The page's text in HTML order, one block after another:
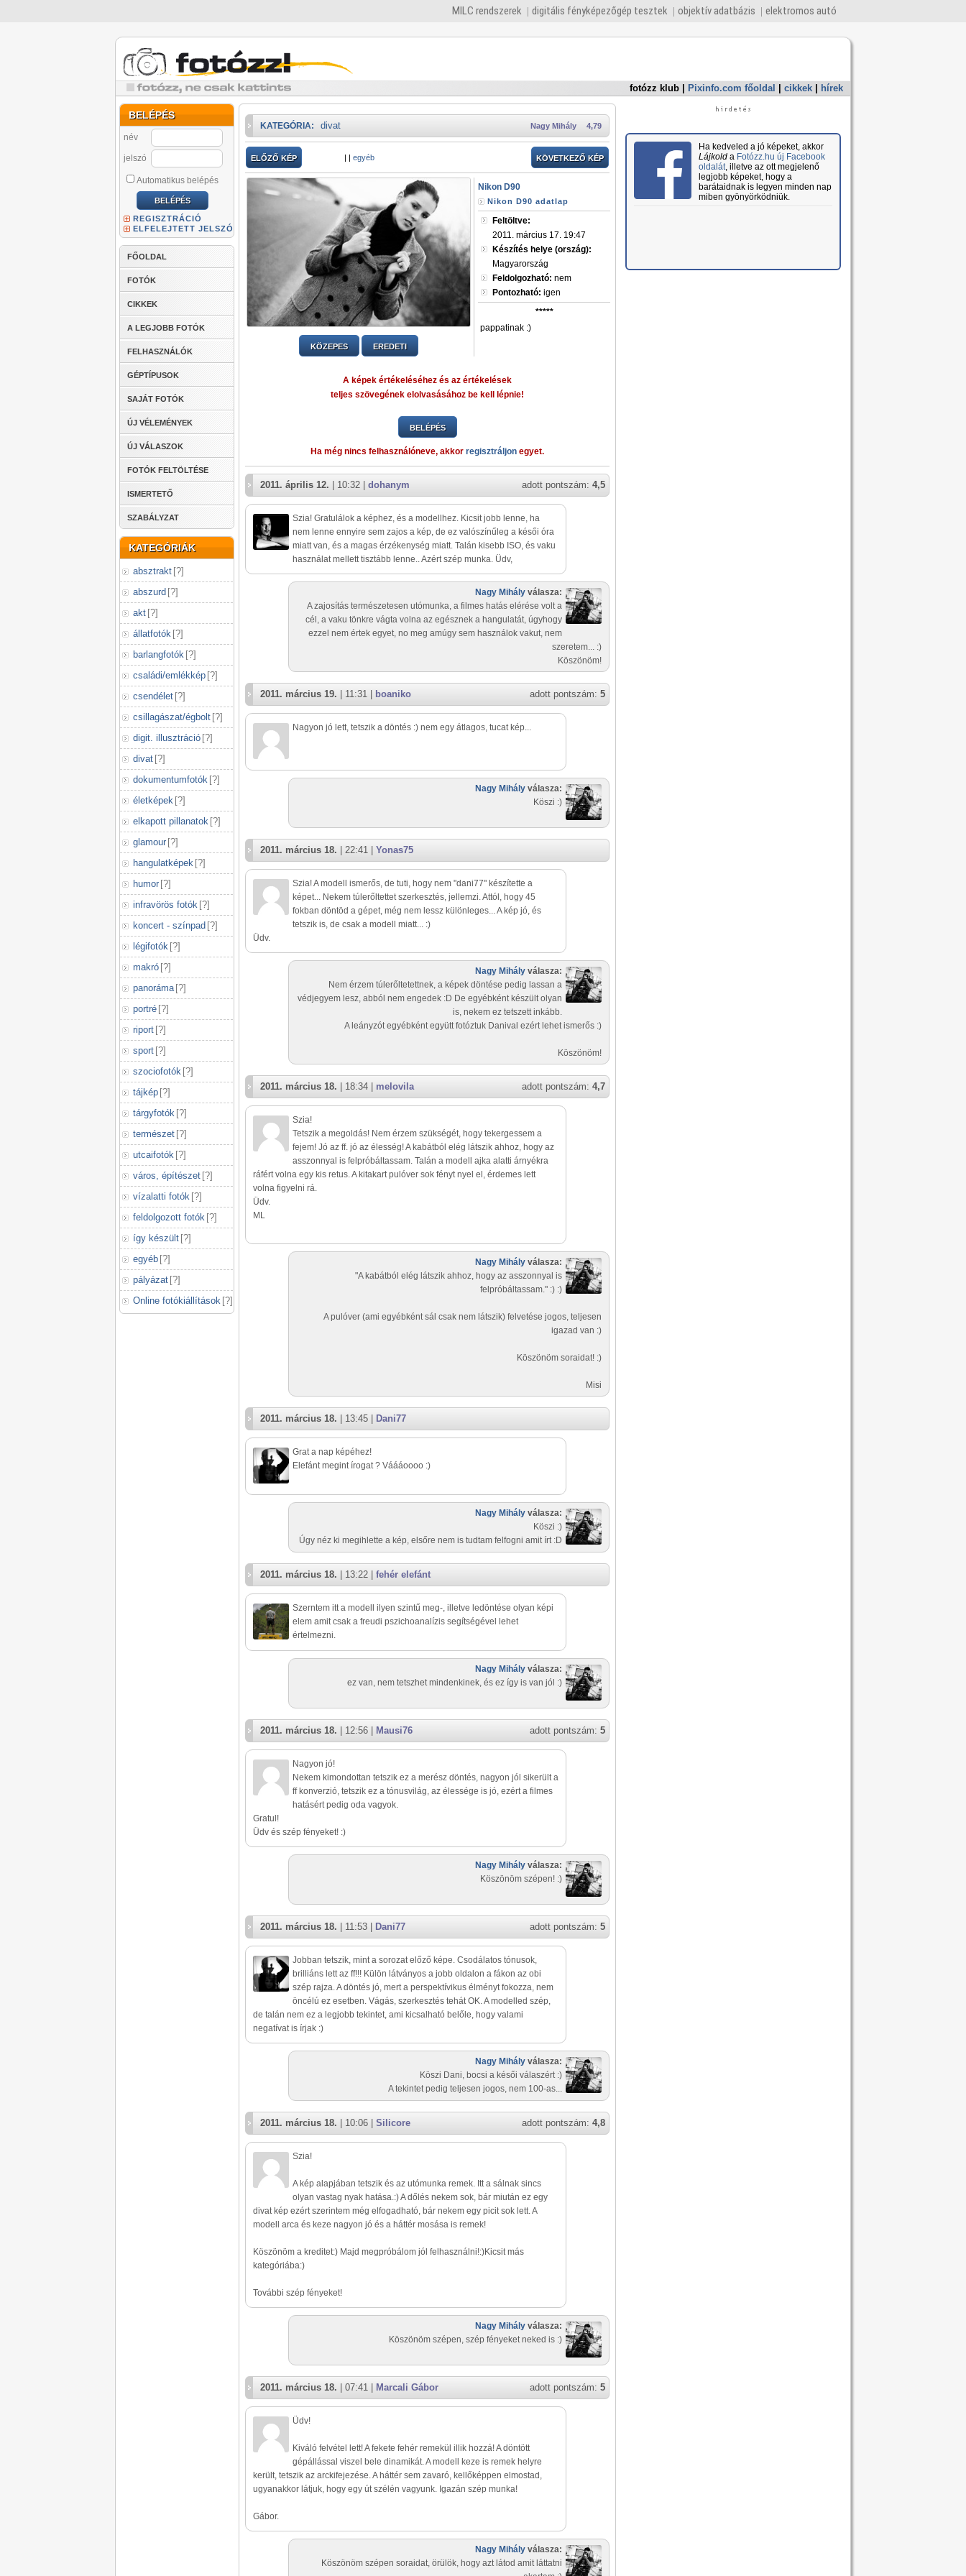
MILC rendszerek digitális fényképezőgép tesztek objektív adatbázis elektromos autó
fotózz klub Pixinfo.com főoldal cikkek hírek
BELÉPÉS
név
jelszó
Automatikus belépés
REGISZTRÁCIÓ
ELFELEJTETT JELSZÓ
FŐOLDAL
FOTÓK
CIKKEK
A LEGJOBB FOTÓK
FELHASZNÁLÓK
GÉPTÍPUSOK
SAJÁT FOTÓK
ÚJ VÉLEMÉNYEK
ÚJ VÁLASZOK
FOTÓK FELTÖLTÉSE
ISMERTETŐ
SZABÁLYZAT
KATEGÓRIÁK
absztrakt [?]
abszurd [?]
akt [?]
állatfotók [?]
barlangfotók [?]
családi/emlékkép [?]
csendélet [?]
csillagászat/égbolt [?]
digit. illusztráció [?]
divat [?]
dokumentumfotók [?]
életképek [?]
elkapott pillanatok [?]
glamour [?]
hangulatképek [?]
humor [?]
infravörös fotók [?]
koncert - színpad [?]
légifotók [?]
makró [?]
panoráma [?]
portré [?]
riport [?]
sport [?]
szociofotók [?]
tájkép [?]
tárgyfotók [?]
természet [?]
utcaifotók [?]
város, építészet [?]
vízalatti fotók [?]
feldolgozott fotók [?]
így készült [?]
egyéb [?]
pályázat [?]
Online fotókiállítások [?]
4,79
Nagy Mihály
KATEGÓRIA: divat
ELŐZŐ KÉP | | egyéb KÖVETKEZŐ KÉP
KÖZEPES EREDETI
Nikon D90
Nikon D90 adatlap
Feltöltve:
2011. március 17. 19:47
Készítés helye (ország):
Magyarország
Feldolgozható: nem
Pontozható: igen
*****
pappatinak :)
A képek értékeléséhez és az értékelések
teljes szövegének elolvasásához be kell lépnie!
BELÉPÉS
Ha még nincs felhasználóneve, akkor regisztráljon egyet.
adott pontszám: 4,5
2011. április 12. | 10:32 | dohanym
Szia! Gratulálok a képhez, és a modellhez. Kicsit jobb lenne, ha
nem lenne ennyire sem zajos a kép, de ez valószínűleg a késői óra
miatt van, és a magas érzékenység miatt. Talán kisebb ISO, és vaku
használat mellett tisztább lenne.. Azért szép munka. Üdv,
Nagy Mihály válasza:
A zajosítás természetesen utómunka, a filmes hatás elérése volt a
cél, a vaku tönkre vágta volna az egésznek a hangulatát, úgyhogy
ezzel nem értek egyet, no meg amúgy sem használok vakut, nem
szeretem... :)
Köszönöm!
adott pontszám: 5
2011. március 19. | 11:31 | boaniko
Nagyon jó lett, tetszik a döntés :) nem egy átlagos, tucat kép...
Nagy Mihály válasza:
Köszi :)
2011. március 18. | 22:41 | Yonas75
Szia! A modell ismerős, de tuti, hogy nem "dani77" készítette a
képet... Nekem túlerőltettet szerkesztés, jellemzi. Attól, hogy 45
fokban döntöd a gépet, még nem lessz különleges... A kép jó, és
tetszik is, de csak a modell miatt... :)
Üdv.
Nagy Mihály válasza:
Nem érzem túlerőltetettnek, a képek döntése pedig lassan a
védjegyem lesz, abból nem engedek :D De egyébként készült olyan
is, nekem ez tetszett inkább.
A leányzót egyébként együtt fotóztuk Danival ezért lehet ismerős :)
Köszönöm!
adott pontszám: 4,7
2011. március 18. | 18:34 | melovila
Szia!
Tetszik a megoldás! Nem érzem szükségét, hogy tekergessem a
fejem! Jó az ff. jó az élesség! A kabátból elég látszik ahhoz, hogy az
asszonnyal is felpróbáltassam. Talán a modell ajka alatti árnyékra
ráfért volna egy kis retus. A kitakart pulóver sok fényt nyel el, érdemes lett
volna figyelni rá.
Üdv.
ML
Nagy Mihály válasza:
"A kabátból elég látszik ahhoz, hogy az asszonnyal is
felpróbáltassam." :) :)
A pulóver (ami egyébként sál csak nem látszik) felvetése jogos, teljesen
igazad van :)
Köszönöm soraidat! :)
Misi
2011. március 18. | 13:45 | Dani77
Grat a nap képéhez!
Elefánt megint írogat ? Váááoooo :)
Nagy Mihály válasza:
Köszi :)
Úgy néz ki megihlette a kép, elsőre nem is tudtam felfogni amit írt :D
2011. március 18. | 13:22 | fehér elefánt
Szerntem itt a modell ilyen szintű meg-, illetve ledöntése olyan képi
elem amit csak a freudi pszichoanalízis segítségével lehet
értelmezni.
Nagy Mihály válasza:
ez van, nem tetszhet mindenkinek, és ez így is van jól :)
adott pontszám: 5
2011. március 18. | 12:56 | Mausi76
Nagyon jó!
Nekem kimondottan tetszik ez a merész döntés, nagyon jól sikerült a
ff konverzió, tetszik ez a tónusvilág, az élessége is jó, ezért a filmes
hatásért pedig oda vagyok.
Gratul!
Üdv és szép fényeket! :)
Nagy Mihály válasza:
Köszönöm szépen! :)
adott pontszám: 5
2011. március 18. | 11:53 | Dani77
Jobban tetszik, mint a sorozat előző képe. Csodálatos tónusok,
brilliáns lett az ff!!! Külön látványos a jobb oldalon a fákon az obi
szép rajza. A döntés jó, mert a perspektívikus élményt fokozza, nem
öncélú ez esetben. Vágás, szerkesztés tehát OK. A modelled szép,
de talán nem ez a legjobb tekintet, ami kicsalható belőle, hogy valami
negatívat is írjak :)
Nagy Mihály válasza:
Köszi Dani, bocsi a késői válaszért :)
A tekintet pedig teljesen jogos, nem 100-as...
adott pontszám: 4,8
2011. március 18. | 10:06 | Silicore
Szia!
A kép alapjában tetszik és az utómunka remek. Itt a sálnak sincs
olyan vastag nyak hatása.:) A dőlés nekem sok, bár miután ez egy
divat kép ezért szerintem még elfogadható, bár nekem egy picit sok lett. A
modell arca és keze nagyon jó és a háttér mosása is remek!
Köszönöm a kreditet:) Majd megpróbálom jól felhasználni!:)Kicsit más
kategóriába:)
További szép fényeket!
Nagy Mihály válasza:
Köszönöm szépen, szép fényeket neked is :)
adott pontszám: 5
2011. március 18. | 07:41 | Marcali Gábor
Üdv!
Kiváló felvétel lett! A fekete fehér remekül illik hozzá! A döntött
gépállással viszel bele dinamikát. A modell keze is remek helyre
került, tetszik az arckifejezése. A háttér sem zavaró, kellőképpen elmostad,
ugyanakkor látjuk, hogy egy út szélén vagyunk. Igazán szép munka!
Gábor.
Nagy Mihály válasza:
Köszönöm szépen soraidat, örülök, hogy azt látod amit láttatni
Ha kedveled a jó képeket, akkor
Lájkolda Fotózz.hu új Facebook
oldalát, illetve az ott megjelenő
legjobb képeket, hogy a
barátaidnak is legyen minden nap
miben gyönyörködniük.